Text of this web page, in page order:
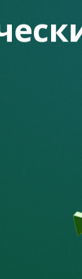
идти в
Вам
деле это
доступна
в конечном
по
чтобы
спам